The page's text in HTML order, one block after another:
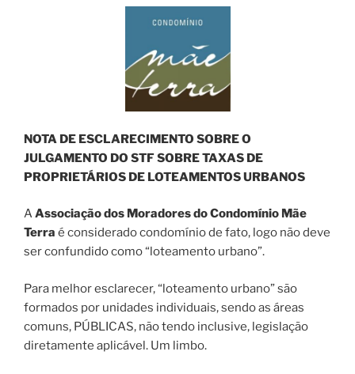
NOTA DE ESCLARECIMENTO SOBRE O
JULGAMENTO DO STF SOBRE TAXAS DE
PROPRIETÁRIOS DE LOTEAMENTOS URBANOS
AAssociação dos Moradores do Condomínio Mãe
Terra é considerado condomínio de fato, logo não deve
ser confundido como “loteamento urbano”.
Para melhor esclarecer, “loteamento urbano” são
formados por unidades individuais, sendo as áreas
comuns, PÚBLICAS, não tendo inclusive, legislação
diretamente aplicável. Um limbo.